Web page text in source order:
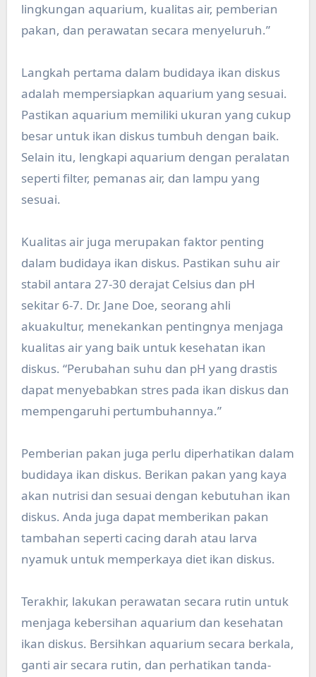
lingkungan aquarium, kualitas air, pemberian
pakan, dan perawatan secara menyeluruh.”
Langkah pertama dalam budidaya ikan diskus
adalah mempersiapkan aquarium yang sesuai.
Pastikan aquarium memiliki ukuran yang cukup
besar untuk ikan diskus tumbuh dengan baik.
Selain itu, lengkapi aquarium dengan peralatan
seperti filter, pemanas air, dan lampu yang
sesuai.
Kualitas air juga merupakan faktor penting
dalam budidaya ikan diskus. Pastikan suhu air
stabil antara 27-30 derajat Celsius dan pH
sekitar 6-7. Dr. Jane Doe, seorang ahli
akuakultur, menekankan pentingnya menjaga
kualitas air yang baik untuk kesehatan ikan
diskus. “Perubahan suhu dan pH yang drastis
dapat menyebabkan stres pada ikan diskus dan
mempengaruhi pertumbuhannya.”
Pemberian pakan juga perlu diperhatikan dalam
budidaya ikan diskus. Berikan pakan yang kaya
akan nutrisi dan sesuai dengan kebutuhan ikan
diskus. Anda juga dapat memberikan pakan
tambahan seperti cacing darah atau larva
nyamuk untuk memperkaya diet ikan diskus.
Terakhir, lakukan perawatan secara rutin untuk
menjaga kebersihan aquarium dan kesehatan
ikan diskus. Bersihkan aquarium secara berkala,
ganti air secara rutin, dan perhatikan tanda-